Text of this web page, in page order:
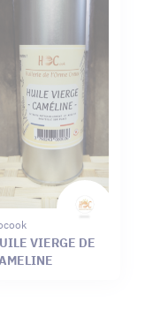
VIERGE DE